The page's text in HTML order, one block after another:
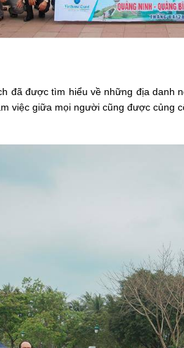
đã được tìm hiểu về những địa danh
việc giữa mọi người cũng được củng